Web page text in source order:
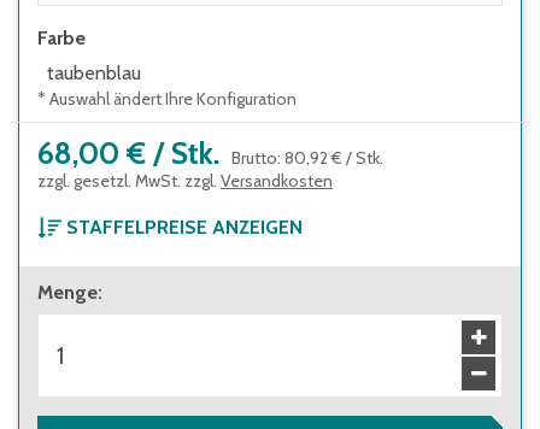
Farbe
taubenblau
* Auswahl ändert Ihre Konfiguration
68,00 € / Stk. Brutto: 80,92 € /Stk.
zzgl. gesetzl. MwSt. zzgl. Versandkosten
STAFFELPREISE ANZEIGEN
ab 1 Stück
68,00 €
ab 30 Stück
60,00 €
Menge: